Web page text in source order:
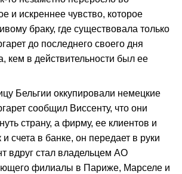
и искреннее чувство, которое
браку, где существовала только
до последнего своего дня
кем в действительности был ее
Бельгии оккупировали немецкие
сообщил Виссенту, что они
страну, а фирму, ее клиентов и
счета в банке, он передает в руки
вдруг стал владельцем АО
филиалы в Париже, Марселе и